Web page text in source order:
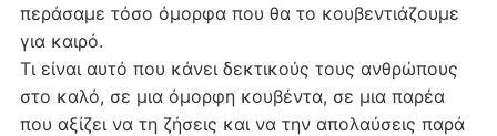
περάσαμε τόσο όμορφα που θα το κουβεντιάζουμε
για καιρό.
Τι είναι αυτό που κάνει δεκτικούς τους ανθρώπους
στο καλό, σε μια όμορφη κουβέντα, σε μια παρέα
που αξίζει να τη ζήσεις και να την απολαύσεις παρά